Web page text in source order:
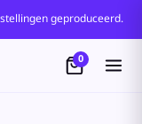
geproduceerd.
0